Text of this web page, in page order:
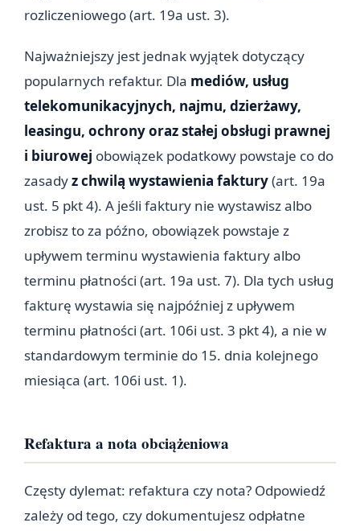
rozliczeniowego (art. 19a ust. 3).
Najważniejszy jest jednak wyjątek dotyczący
popularnych refaktur. Dla mediów, usług
telekomunikacyjnych, najmu, dzierżawy,
leasingu, ochrony oraz stałej obsługi prawnej
i biurowej obowiązek podatkowy powstaje co do
zasadyz chwilą wystawienia faktury(art. 19a
ust. 5 pkt 4). A jeśli faktury nie wystawisz albo
zrobisz to za późno, obowiązek powstaje z
upływem terminu wystawienia faktury albo
terminu płatności (art. 19a ust. 7). Dla tych usług
fakturę wystawia się najpóźniej z upływem
terminu płatności (art. 106i ust. 3 pkt 4), a nie w
standardowym terminie do 15. dnia kolejnego
miesiąca (art. 106i ust. 1).
Refaktura a nota obciążeniowa
Częsty dylemat: refaktura czy nota? Odpowiedź
zależy od tego, czy dokumentujesz odpłatne